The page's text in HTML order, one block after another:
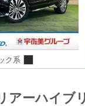
ク系
アーハイ